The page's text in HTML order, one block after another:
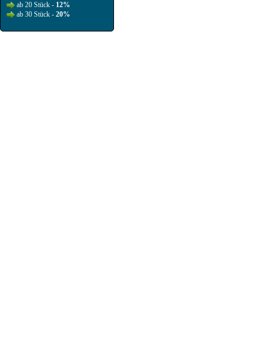
ab 20 Stück - 12%
ab 30 Stück - 20%